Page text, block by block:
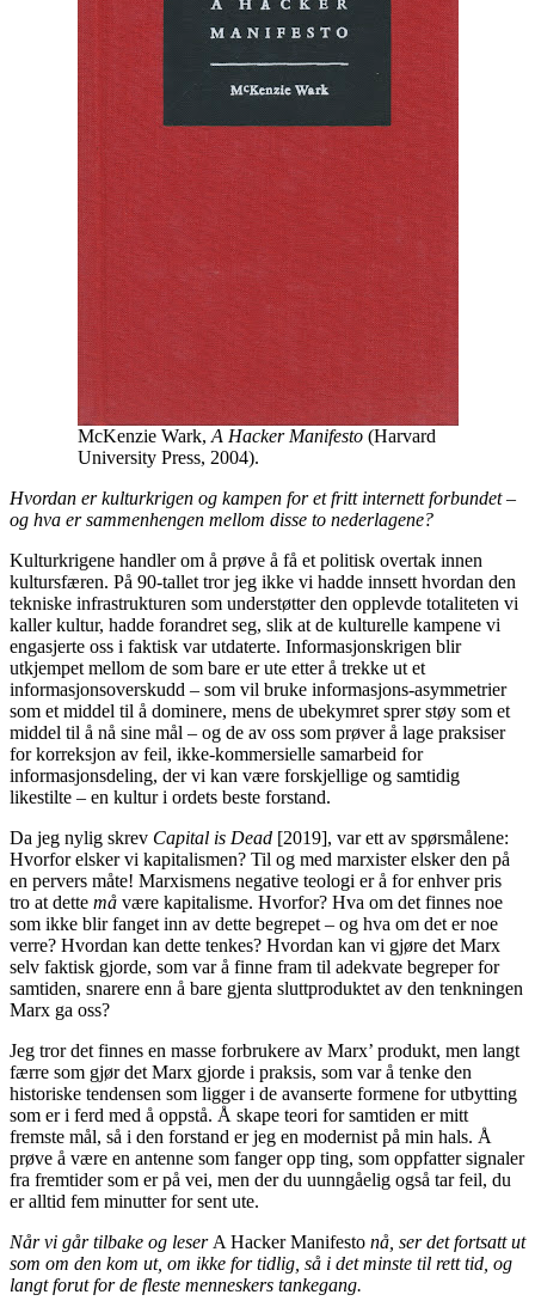
McKenzie Wark, A Hacker Manifesto(Harvard
University Press, 2004).
Hvordan er kulturkrigen og kampen for et fritt internett forbundet –
og hva er sammenhengen mellom disse to nederlagene?
Kulturkrigene handler om å prøve å få et politisk overtak innen
kultursfæren. På 90-tallet tror jeg ikke vi hadde innsett hvordan den
tekniske infrastrukturen som understøtter den opplevde totaliteten vi
kaller kultur, hadde forandret seg, slik at de kulturelle kampene vi
engasjerte oss i faktisk var utdaterte. Informasjonskrigen blir
utkjempet mellom de som bare er ute etter å trekke ut et
informasjonsoverskudd – som vil bruke informasjons-asymmetrier
som et middel til å dominere, mens de ubekymret sprer støy som et
middel til å nå sine mål – og de av oss som prøver å lage praksiser
for korreksjon av feil, ikke-kommersielle samarbeid for
informasjonsdeling, der vi kan være forskjellige og samtidig
likestilte – en kultur i ordets beste forstand.
Da jeg nylig skrev Capital is Dead [2019], var ett av spørsmålene:
Hvorfor elsker vi kapitalismen? Til og med marxister elsker den på
en pervers måte! Marxismens negative teologi er å for enhver pris
tro at dette må være kapitalisme. Hvorfor? Hva om det finnes noe
som ikke blir fanget inn av dette begrepet – og hva om det er noe
verre? Hvordan kan dette tenkes? Hvordan kan vi gjøre det Marx
selv faktisk gjorde, som var å finne fram til adekvate begreper for
samtiden, snarere enn å bare gjenta sluttproduktet av den tenkningen
Marx ga oss?
Jeg tror det finnes en masse forbrukere av Marx’ produkt, men langt
færre som gjør det Marx gjorde i praksis, som var å tenke den
historiske tendensen som ligger i de avanserte formene for utbytting
som er i ferd med å oppstå. Å skape teori for samtiden er mitt
fremste mål, så i den forstand er jeg en modernist på min hals. Å
prøve å være en antenne som fanger opp ting, som oppfatter signaler
fra fremtider som er på vei, men der du uunngåelig også tar feil, du
er alltid fem minutter for sent ute.
Når vi går tilbake og leser A Hacker Manifesto nå, ser det fortsatt ut
som om den kom ut, om ikke for tidlig, så i det minste til rett tid, og
langt forut for de fleste menneskers tankegang.